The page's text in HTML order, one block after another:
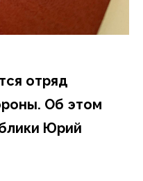
отряд
Об этом
Юрий